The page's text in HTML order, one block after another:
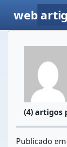
web
(4) artigos
Publicado